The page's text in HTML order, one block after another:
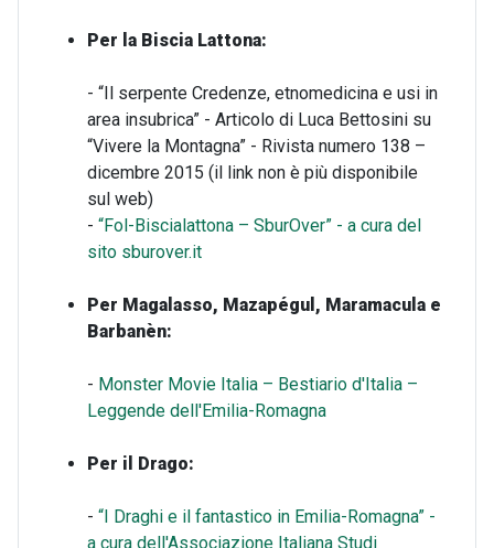
Per la Biscia Lattona:
- “Il serpente Credenze, etnomedicina e usi in
area insubrica” - Articolo di Luca Bettosini su
“Vivere la Montagna” - Rivista numero 138 –
dicembre 2015 (il link non è più disponibile
sul web)
- “Fol-Biscialattona – SburOver” - a cura del
sito sburover.it
Per Magalasso, Mazapégul, Maramacula e
Barbanèn:
- Monster Movie Italia – Bestiario d'Italia –
Leggende dell'Emilia-Romagna
Per il Drago:
- “I Draghi e il fantastico in Emilia-Romagna” -
a cura dell'Associazione Italiana Studi